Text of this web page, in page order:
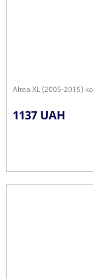
Altea XL (2005-2015)
1137 UAH